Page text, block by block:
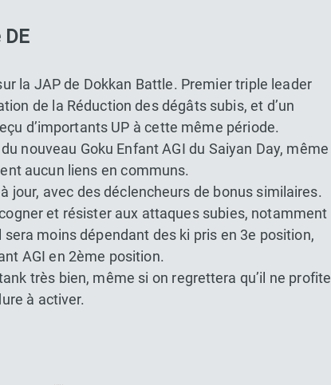
DE
la JAP de Dokkan Battle. Premier triple leader
de la Réduction des dégâts subis, et d’un
d’importants UP à cette même période.
nouveau Goku Enfant AGI du Saiyan Day, même
aucun liens en communs.
jour, avec des déclencheurs de bonus similaires.
et résister aux attaques subies, notamment
moins dépendant des ki pris en 3e position,
AGI en 2ème position.
très bien, même si on regrettera qu’il ne profite
à activer.